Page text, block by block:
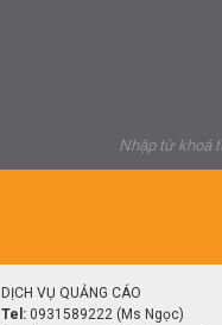
DỊCH VỤ QUẢNG CÁO
Tel: 0931589222 (Ms Ngọc)